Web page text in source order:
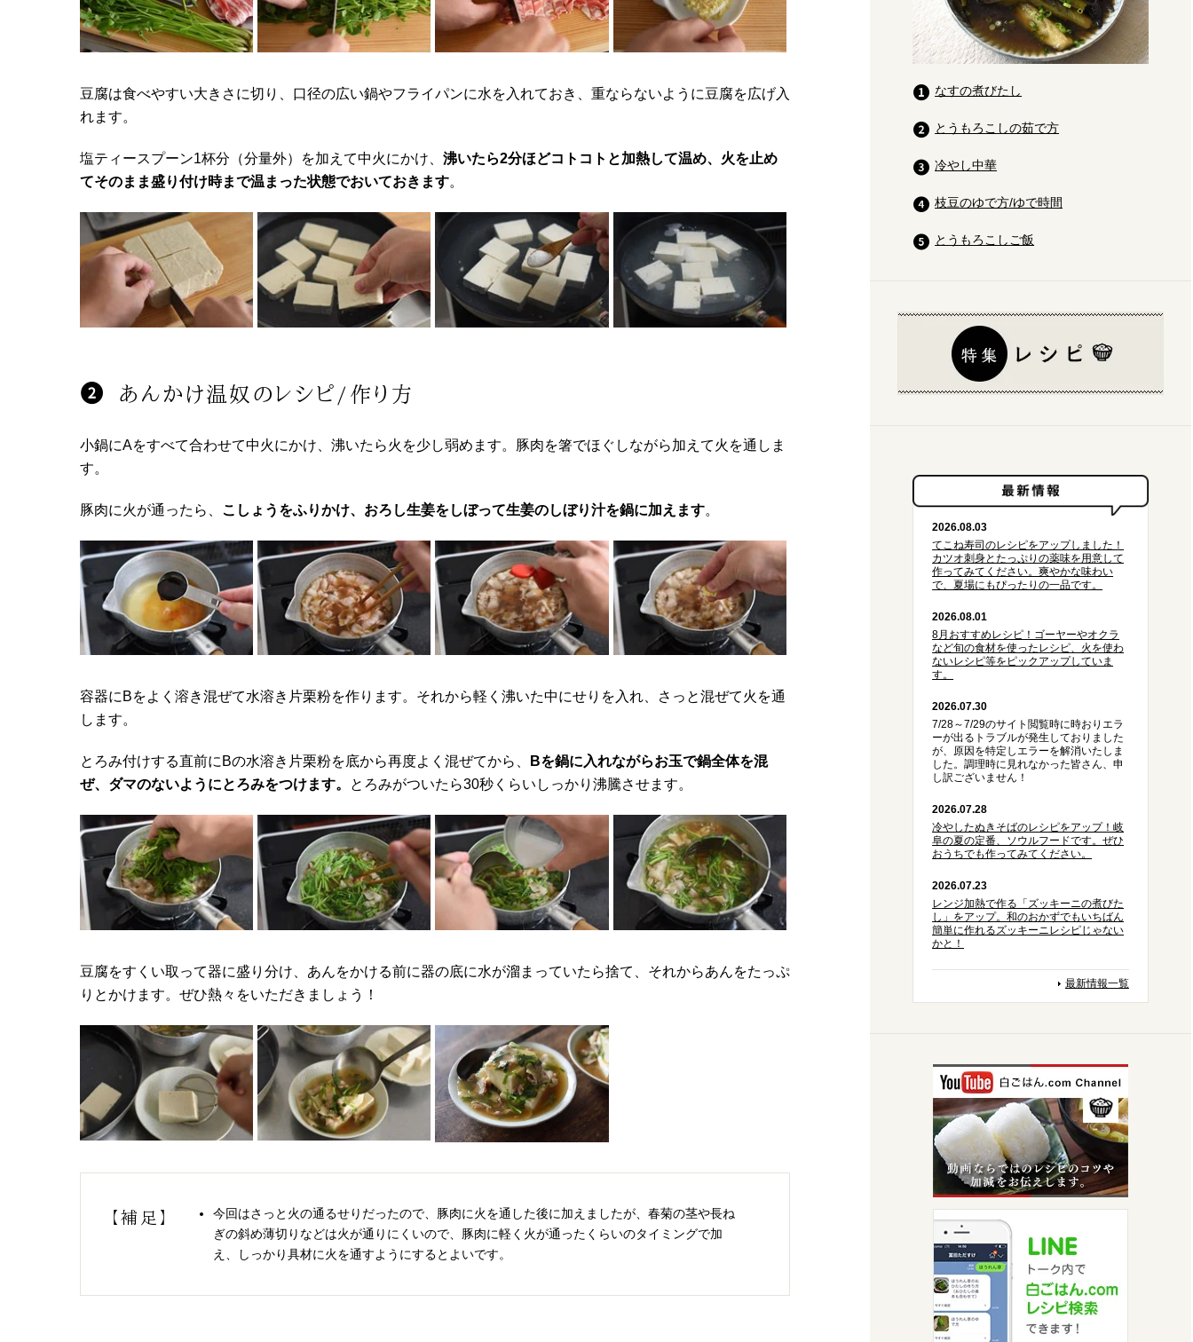
豆腐は食べやすい大きさに切り、口径の広い鍋やフライパンに水を入れておき、重ならないように豆腐を広げ入
れます。
塩ティースプーン1杯分（分量外）を加えて中火にかけ、 沸いたら2分ほどコトコトと加熱して温め、火を止め
てそのまま盛り付け時まで温まった状態でおいておきます。
あんかけ温奴のレシピ/作り方
小鍋にAをすべて合わせて中火にかけ、沸いたら火を少し弱めます。豚肉を箸でほぐしながら加えて火を通しま
す。
豚肉に火が通ったら、 こしょうをふりかけ、おろし生姜をしぼって生姜のしぼり汁を鍋に加えます。
容器にBをよく溶き混ぜて水溶き片栗粉を作ります。それから軽く沸いた中にせりを入れ、さっと混ぜて火を通
します。
とろみ付けする直前にBの水溶き片栗粉を底から再度よく混ぜてから、
Bを鍋に入れながらお玉で鍋全体を混
ぜ、ダマのないようにとろみをつけます。
とろみがついたら30秒くらいしっかり沸騰させます。
豆腐をすくい取って器に盛り分け、あんをかける前に器の底に水が溜まっていたら捨て、それからあんをたっぷ
りとかけます。ぜひ熱々をいただきましょう！
【補足】
今回はさっと火の通るせりだったので、豚肉に火を通した後に加えましたが、春菊の茎や長ね
ぎの斜め薄切りなどは火が通りにくいので、豚肉に軽く火が通ったくらいのタイミングで加
え、しっかり具材に火を通すようにするとよいです。
なすの煮びたし
とうもろこしの茹で方
冷やし中華
枝豆のゆで方/ゆで時間
とうもろこしご飯
2026.08.03
てこね寿司のレシピをアップしました！
カツオ刺身とたっぷりの薬味を用意して
作ってみてください。爽やかな味わい
で、夏場にもぴったりの一品です。
2026.08.01
8月おすすめレシピ！ゴーヤーやオクラ
など旬の食材を使ったレシピ、火を使わ
ないレシピ等をピックアップしていま
す。
2026.07.30
7/28～7/29のサイト閲覧時に時おりエラ
ーが出るトラブルが発生しておりました
が、原因を特定しエラーを解消いたしま
した。調理時に見れなかった皆さん、申
し訳ございません！
2026.07.28
冷やしたぬきそばのレシピをアップ！岐
阜の夏の定番、ソウルフードです。ぜひ
おうちでも作ってみてください。
2026.07.23
レンジ加熱で作る「ズッキーニの煮びた
し」をアップ。和のおかずでもいちばん
簡単に作れるズッキーニレシピじゃない
かと！
最新情報一覧